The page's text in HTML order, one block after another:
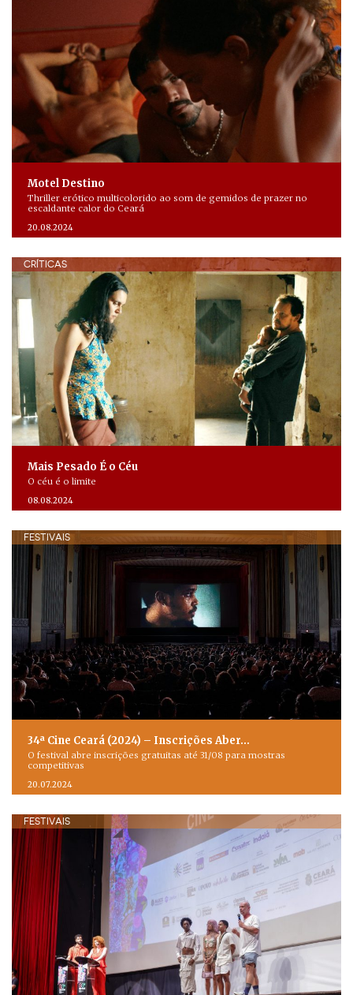
Motel Destino
Thriller erótico multicolorido ao som de gemidos de prazer no
escaldante calor do Ceará
20.08.2024
CRÍTICAS
Mais Pesado É o Céu
O céu é o limite
08.08.2024
FESTIVAIS
34ª Cine Ceará (2024) – Inscrições Aber…
O festival abre inscrições gratuitas até 31/08 para mostras
competitivas
20.07.2024
FESTIVAIS